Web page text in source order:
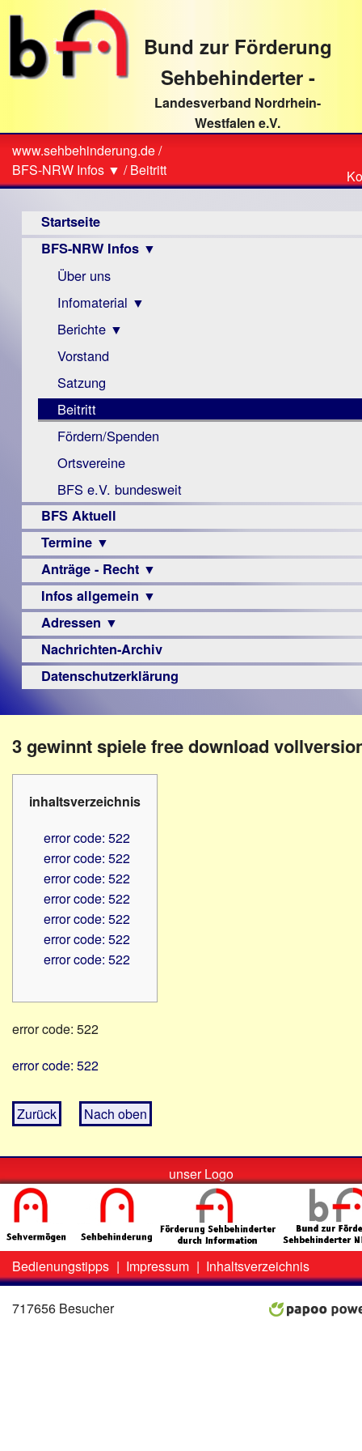
direkt
Textinhalt
Bund zur Förderung
Sehbehinderter -
Landesverband Nordrhein-
Westfalen e.V.
Sie
sind
hier
www.sehbehinderung.de/
BFS-NRW Infos ▼ /Beitritt
Startseite
BFS-NRW Infos ▼
Über uns
Infomaterial ▼
Visus
Zeitschrift
Monokular
Mac
Instagram-
Links
Berichte ▼
Archiv
Berichte
Vorstand
Satzung
Beitritt
Fördern/Spenden
Ortsvereine
BFS e.V. bundesweit
BFS Aktuell
Termine ▼
Veranstaltungsprogramme
Anträge - Recht ▼
Archiv
Urteile
Infos allgemein ▼
Sehbehinderung
Frühförderung
Schule
–
Beruf
Hilfsmittel
-
PC
Adressen ▼
Augenoptiker
Berufsbildungswerke
Hörbüchereien
Reha-
Lehrer
Verbände
Nachrichten-Archiv
Datenschutzerklärung
3 gewinnt spiele free download
inhaltsverzeichnis
error code: 522
error code: 522
error code: 522
error code: 522
error code: 522
error code: 522
error code: 522
error code: 522
error code: 522
Zurück Nach oben
unser Logo
Zweit-
Menü
Bedienungstipps | Impressum | Inhaltsverzeichnis
717656 Besucher